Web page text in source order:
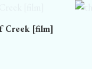
Creek [film]